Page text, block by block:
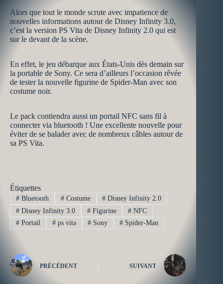
Alors que tout le monde scrute avec impatience de
nouvelles informations autour de Disney Infinity 3.0,
c’est la version PS Vita de Disney Infinity 2.0 qui est
sur le devant de la scène.
En effet, le jeu débarque aux États-Unis dès demain sur
la portable de Sony. Ce sera d’ailleurs l’occasion rêvée
de tester la nouvelle figurine de Spider-Man avec son
costume noir.
Le pack contiendra aussi un portail NFC sans fil à
connecter via bluetooth ! Une excellente nouvelle pour
éviter de se balader avec de nombreux câbles autour de
sa PS Vita.
Étiquettes
#Bluetooth #Costume # Disney Infinity 2.0
#Disney Infinity 3.0 #Figurine # NFC
#Portail #ps vita # Sony # Spider-Man
PRÉCÉDENT SUIVANT